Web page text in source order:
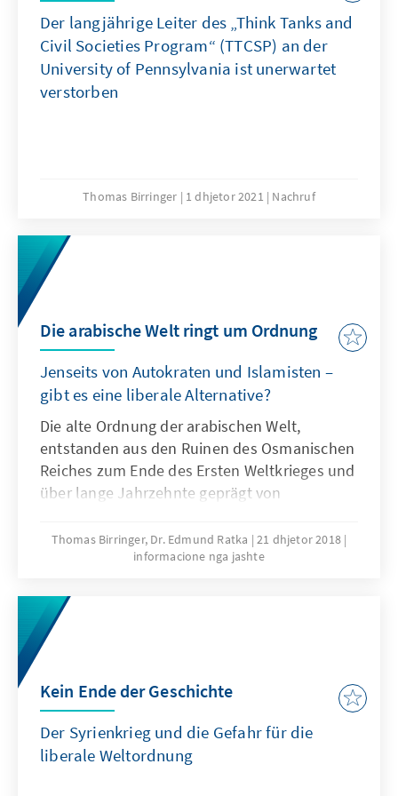
Der langjährige Leiter des „Think Tanks and
Civil Societies Program“ (TTCSP) an der
University of Pennsylvania ist unerwartet
verstorben
Thomas Birringer 1 dhjetor 2021 Nachruf
Die arabische Welt ringt um Ordnung
Jenseits von Autokraten und Islamisten –
gibt es eine liberale Alternative?
Die alte Ordnung der arabischen Welt,
entstanden aus den Ruinen des Osmanischen
Reiches zum Ende des Ersten Weltkrieges und
über lange Jahrzehnte geprägt von
haben Staatszerfall und autoritäre
Restauration, konfessionelle Radikalisierung
„Arabischen Frühling“ aufkeimenden
Hoffnungen auf Freiheit und wirkliche
Teilhabe verdrängt. Haben liberale Kräfte
Thomas Birringer, Dr. Edmund Ratka
21 dhjetor 2018
informacione nga jashte
Kein Ende der Geschichte
Der Syrienkrieg und die Gefahr für die
liberale Weltordnung